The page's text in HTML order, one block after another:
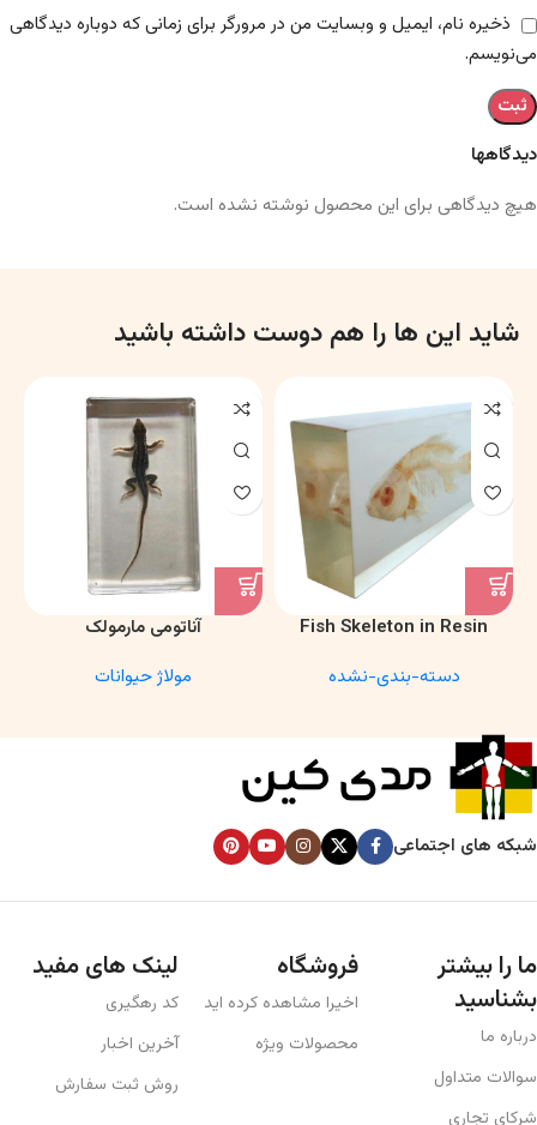
دیدگاهها
هیچ دیدگاهی برای این محصول نوشته نشده است.
ذخیره نام، ایمیل و وبسایت من در مرورگر برای زمانی که دوباره دیدگاهی
می‌نویسم.
شاید این ها را هم دوست داشته باشید
Fish Skeleton in Resin
Anatomy Specimen
دسته-بندی-نشده
آناتومی مارمولک
مولاژ حیوانات
شبکه های اجتماعی
ما را بیشتر
بشناسید
درباره ما
سوالات متداول
شرکای تجاری
فروشگاه
اخیرا مشاهده کرده اید
محصولات ویژه
لینک های مفید
کد رهگیری
آخرین اخبار
روش ثبت سفارش